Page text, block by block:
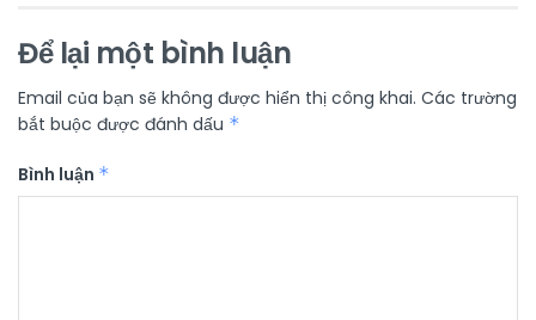
Để lại một bình luận
Email của bạn sẽ không được hiển thị công khai. Các trường
bắt buộc được đánh dấu *
Bình luận *